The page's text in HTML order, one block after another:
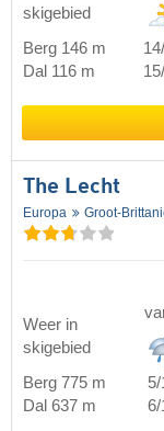
skigebied
Berg 146 m
Dal 116 m
The Lecht
Europa Groot-
Weer in
skigebied
Berg 775 m 5/
Dal 637 m
6/